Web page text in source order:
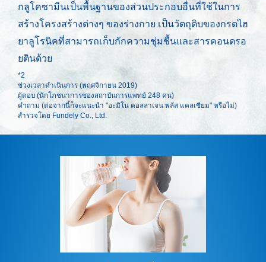
กลูโคซามีนเป็นพื้นฐานของส่วนประกอบอื่นที่ใช้ในการ
สร้างโครงสร้างต่างๆ ของร่างกาย เป็นวัตถุดิบของกรดไฮ
ยาลูโรนิคที่สามารถเก็บกักความชุ่มชื้นและสารคอนดรอ
ยตินด้วย
*2
ช่วงเวลาดำเนินการ (พฤศจิกายน 2019)
ผู้ตอบ (นักโภชนาการของสถาบันการแพทย์ 248 คน)
คำถาม (ต่อจากนี้ก็จะแนะนำ "อะมิโน คอลลาเจน พลัส แคลเซียม" หรือไม่)
สำรวจโดย Fundely Co., Ltd.